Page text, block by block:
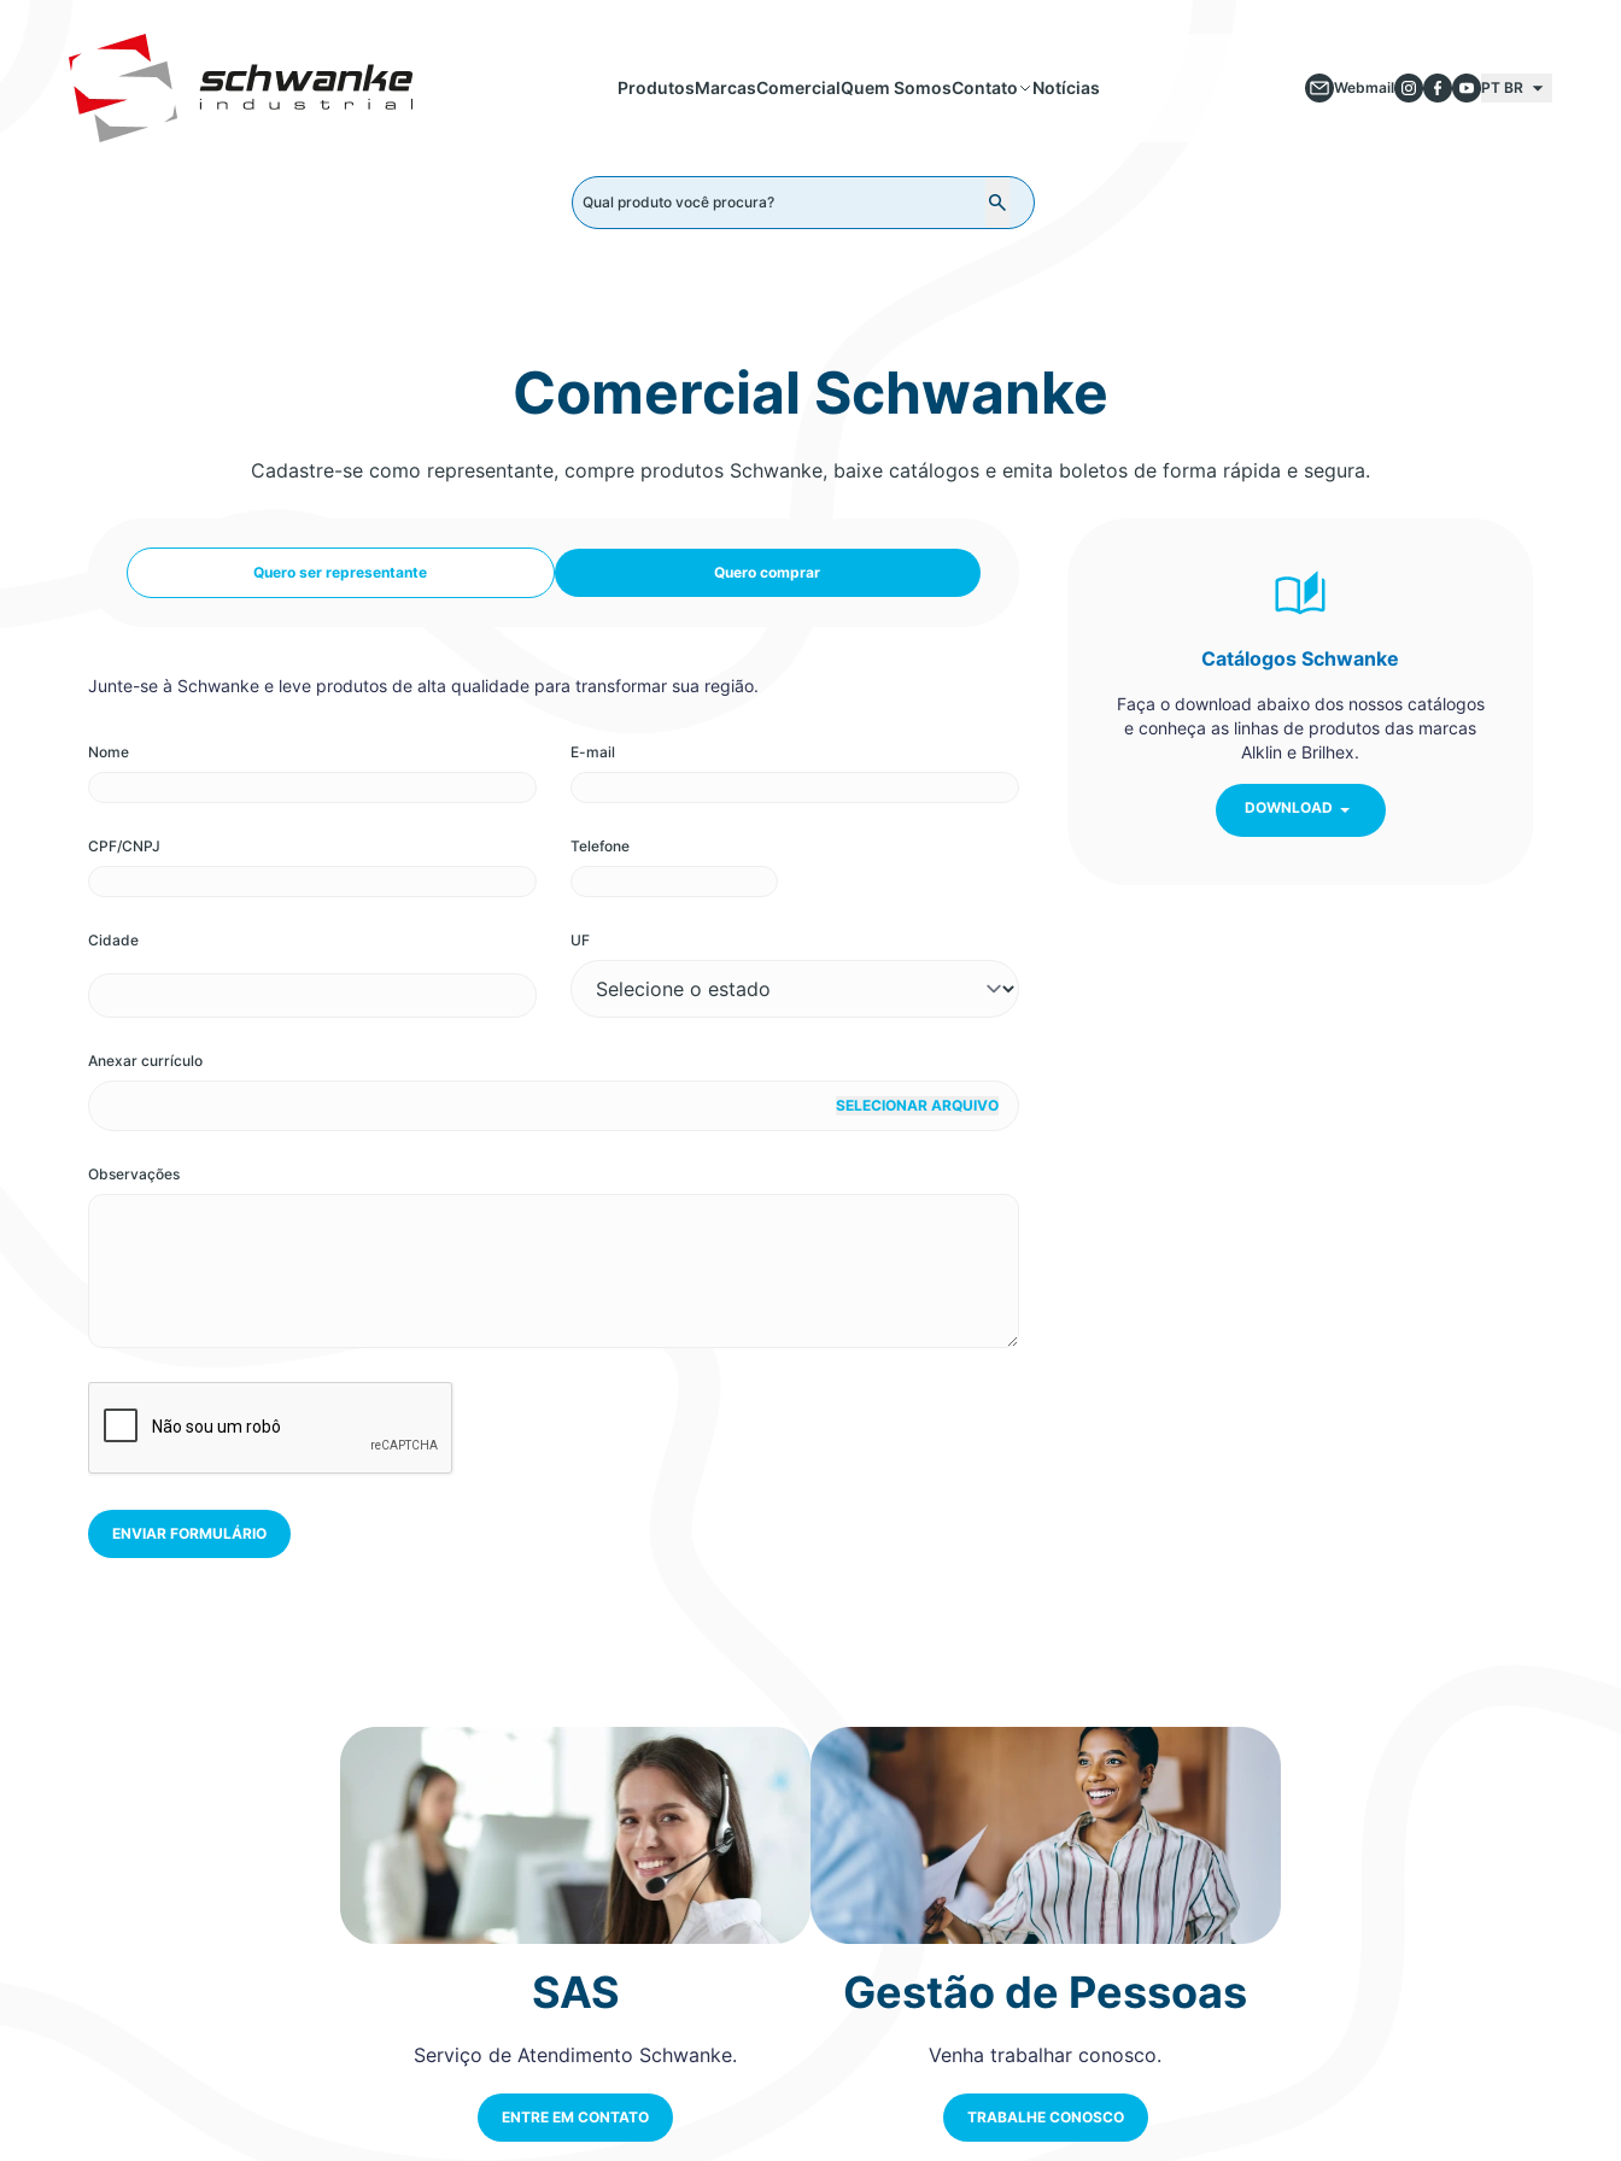
ProdutosMarcasComercialQuem SomosContato Notícias Webmail PT BR
Comercial Schwanke
Cadastre-se como representante, compre produtos Schwanke, baixe catálogos e emita boletos de forma rápida e segura.
Quero ser representante Quero comprar
Junte-se à Schwanke e leve produtos de alta qualidade para transformar sua região.
Nome E-mail
CPF/CNPJ Telefone
Cidade UF
Anexar currículo
SELECIONAR ARQUIVO
Observações
ENVIAR FORMULÁRIO
Catálogos Schwanke
Faça o download abaixo dos nossos catálogos
e conheça as linhas de produtos das marcas
Alklin e Brilhex.
DOWNLOAD
SAS
Serviço de Atendimento Schwanke.
ENTRE EM CONTATO
Gestão de Pessoas
Venha trabalhar conosco.
TRABALHE CONOSCO